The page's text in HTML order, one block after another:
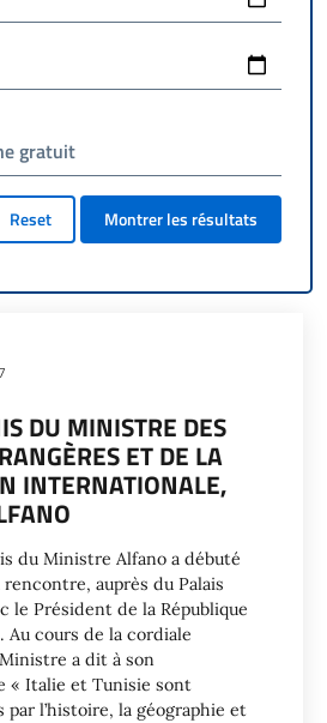
gratuit
Reset Montrer les résultats
DU MINISTRE DES
ET DE LA
INTERNATIONALE,
du Ministre Alfano a débuté
rencontre, auprès du Palais
le Président de la République
Au cours de la cordiale
a dit à son
« Italie et Tunisie sont
l’histoire, la géographie et